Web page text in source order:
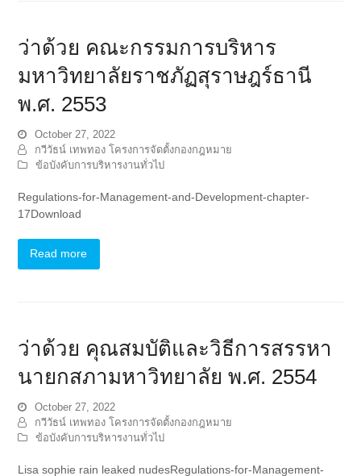
ว่าด้วย คณะกรรมการบริหาร
มหาวิทยาลัยราชภัฏสุราษฎร์ธานี
พ.ศ. 2553
October 27, 2022
กวีวัธน์ เทพทอง โครงการจัดตั้งกองกฎหมาย
ข้อบังคับการบริหารงานทั่วไป
Regulations-for-Management-and-Development-chapter-
17Download
Read more
ว่าด้วย คุณสมบัติและวิธีการสรรหา
นายกสภามหาวิทยาลัย พ.ศ. 2554
October 27, 2022
กวีวัธน์ เทพทอง โครงการจัดตั้งกองกฎหมาย
ข้อบังคับการบริหารงานทั่วไป
Lisa sophie rain leaked nudesRegulations-for-Management-